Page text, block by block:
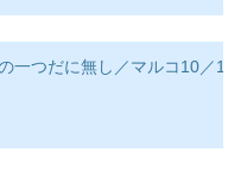
一つだに無し／マルコ10／17